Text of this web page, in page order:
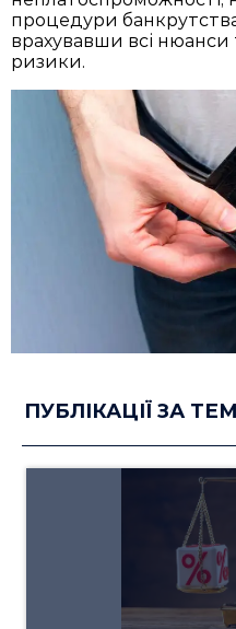
процедури
врахувавши всі нюанси
ризики.
ПУБЛІКАЦІЇ ЗА